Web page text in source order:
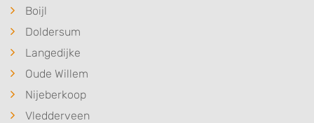
Boijl
Doldersum
Langedijke
Oude Willem
Nijeberkoop
Vledderveen